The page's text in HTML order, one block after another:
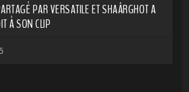
PAR VERSATILE ET SHAÂRGHOT A
À SON CLIP